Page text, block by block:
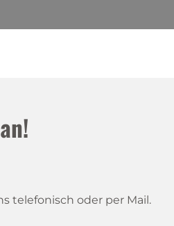
telefonisch oder per Mail.